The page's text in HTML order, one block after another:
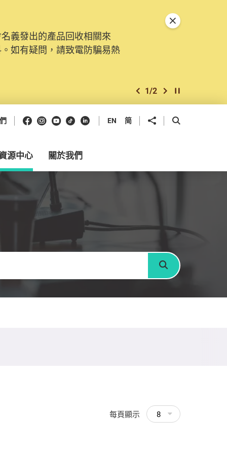
義發出的產品回收相關來
如有疑問，請致電防騙易熱
。由2025年11月10日起，
訴、查詢及建議。所有提交
上一個
2/2 下一個開始/暫停幻燈
關閉特別通告
Facebook
Instagram
Youtube
抖音領英 EN 简 分享到 開啟搜尋框
源中心 關於我們
搜尋
每頁顯示 8